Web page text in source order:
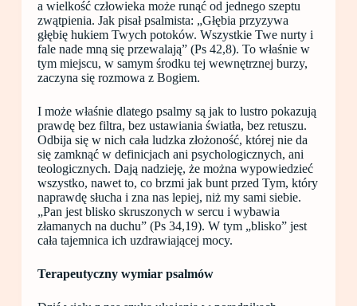
a wielkość człowieka może runąć od jednego szeptu
zwątpienia. Jak pisał psalmista: „Głębia przyzywa
głębię hukiem Twych potoków. Wszystkie Twe nurty i
fale nade mną się przewalają” (Ps 42,8). To właśnie w
tym miejscu, w samym środku tej wewnętrznej burzy,
zaczyna się rozmowa z Bogiem.
I może właśnie dlatego psalmy są jak to lustro pokazują
prawdę bez filtra, bez ustawiania światła, bez retuszu.
Odbija się w nich cała ludzka złożoność, której nie da
się zamknąć w definicjach ani psychologicznych, ani
teologicznych. Dają nadzieję, że można wypowiedzieć
wszystko, nawet to, co brzmi jak bunt przed Tym, który
naprawdę słucha i zna nas lepiej, niż my sami siebie.
„Pan jest blisko skruszonych w sercu i wybawia
złamanych na duchu” (Ps 34,19). W tym „blisko” jest
cała tajemnica ich uzdrawiającej mocy.
Terapeutyczny wymiar psalmów